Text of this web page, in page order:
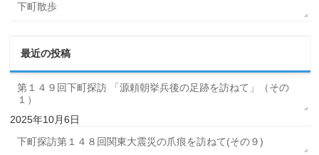
下町散歩
最近の投稿
第１４９回下町探訪 「源頼朝挙兵後の足跡を訪ねて」（その
１）
2025年10月6日
下町探訪第１４８回関東大震災の爪痕を訪ねて(その９)